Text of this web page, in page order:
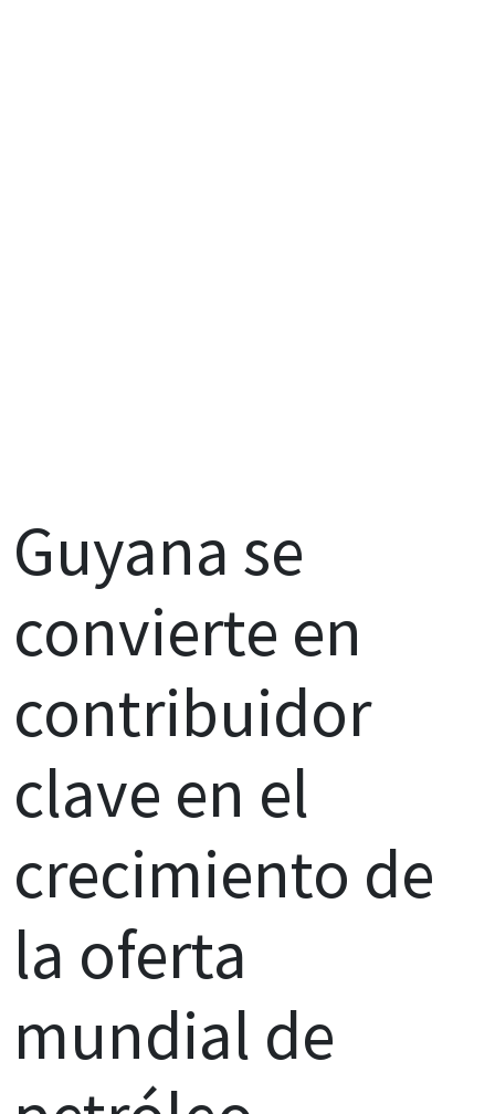
Guyana se
convierte en
contribuidor
clave en el
crecimiento de
la oferta
mundial de